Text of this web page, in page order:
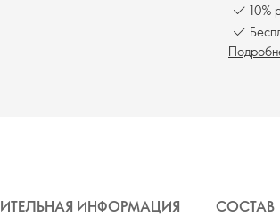
10%
ИНФОРМАЦИЯ СОСТАВ